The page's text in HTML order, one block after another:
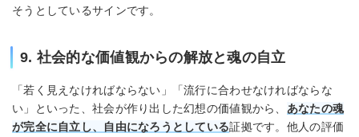
そうとしているサインです。
9. 社会的な価値観からの解放と魂の自立
「若く見えなければならない」「流行に合わせなければならな
い」といった、社会が作り出した幻想の価値観から、 あなたの魂
が完全に自立し、自由になろうとしている証拠です。他人の評価